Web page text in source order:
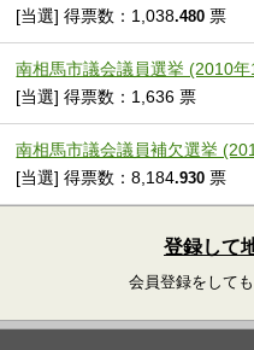
[当選] 得票数：1,038.480 票
南相馬市議会議員選挙 (2010
[当選] 得票数：1,636 票
南相馬市議会議員補欠選挙
[当選] 得票数：8,184.930 票
登録して
会員登録をして